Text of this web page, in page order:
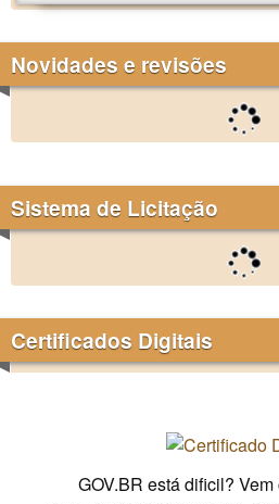
Novidades e revisões
Sistema de Licitação
Certificados Digitais
GOV.BR está dificil? Vem